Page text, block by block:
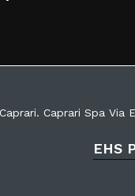
Caprari Spa Via
EHS